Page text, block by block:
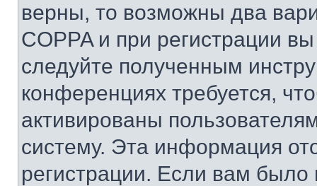
верны, то возможны два
COPPA и при регистрации
следуйте полученным
конференциях требуется,
активированы
систему. Эта информация
регистрации. Если вам